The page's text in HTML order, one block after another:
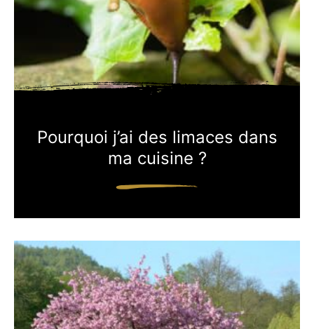
Pourquoi j’ai des limaces dans
ma cuisine ?